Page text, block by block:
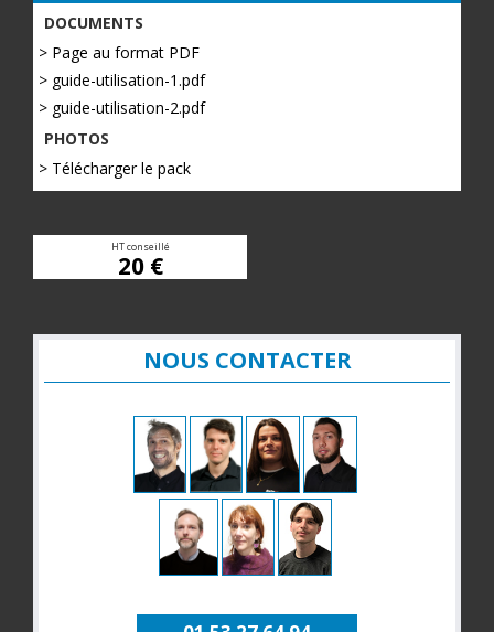
DOCUMENTS
> Page au format PDF
> guide-utilisation-1.pdf
> guide-utilisation-2.pdf
PHOTOS
> Télécharger le pack
HT conseillé
20 €
NOUS CONTACTER